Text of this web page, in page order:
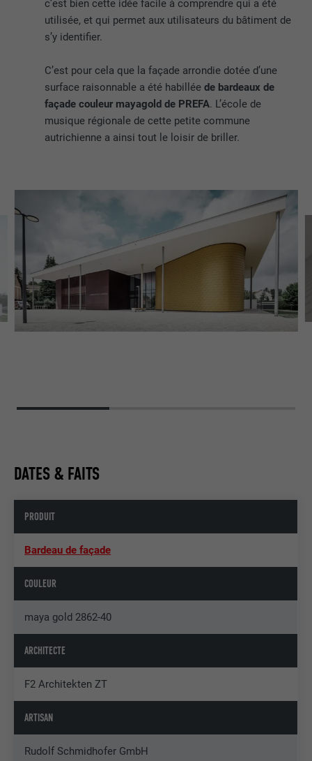
c’est bien cette idée facile à comprendre qui a été
utilisée, et qui permet aux utilisateurs du bâtiment de
s’y identifier.
C’est pour cela que la façade arrondie dotée d’une
surface raisonnable a été habilléede bardeaux de
façade couleur mayagold de PREFA. L’école de
musique régionale de cette petite commune
autrichienne a ainsi tout le loisir de briller.
DATES & FAITS
PRODUIT
Bardeau de façade
COULEUR
maya gold 2862-40
ARCHITECTE
F2 Architekten ZT
ARTISAN
Rudolf Schmidhofer GmbH